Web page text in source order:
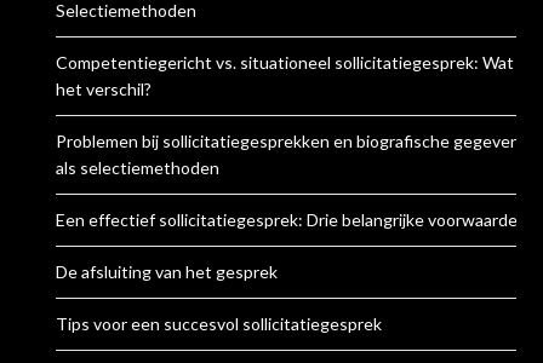
Selectiemethoden
Competentiegericht vs. situationeel sollicitatiegesprek: Wat is
het verschil?
Problemen bij sollicitatiegesprekken en biografische gegevens
als selectiemethoden
Een effectief sollicitatiegesprek: Drie belangrijke voorwaarden
De afsluiting van het gesprek
Tips voor een succesvol sollicitatiegesprek